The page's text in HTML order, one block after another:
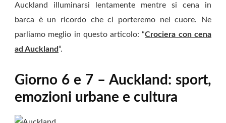
Auckland illuminarsi lentamente mentre si cena in
barca è un ricordo che ci porteremo nel cuore. Ne
parliamo meglio in questo articolo: “Crociera con cena
ad Auckland“.
Giorno 6 e 7 – Auckland: sport,
emozioni urbane e cultura